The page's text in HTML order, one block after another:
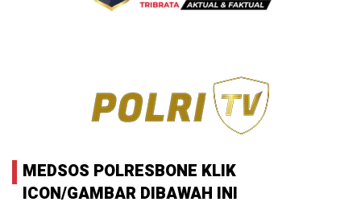
MEDSOS POLRESBONE KLIK
ICON/GAMBAR DIBAWAH INI